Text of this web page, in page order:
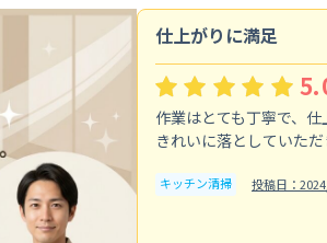
仕上がりに満足
作業はとても丁寧で、
きれいに落としていた
キッチン清掃 投稿日：